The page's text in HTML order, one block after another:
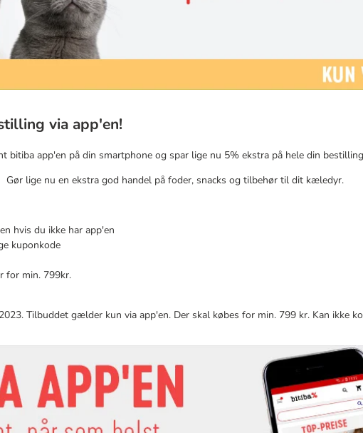
via app'en!
bitiba app'en på din smartphone og spar lige nu 5% ekstra på hele din
Gør lige nu en ekstra god handel på foder, snacks og tilbehør til dit kæledyr.
hvis du ikke har app'en
kuponkode
for min. 799kr.
Tilbuddet gælder kun via app'en. Der skal købes for min. 799 kr. Kan ikke